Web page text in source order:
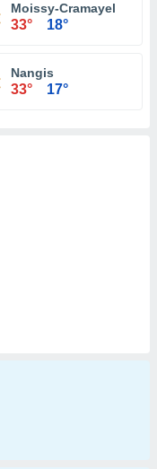
Moissy-Cramayel
33° 18°
Nangis
33° 17°